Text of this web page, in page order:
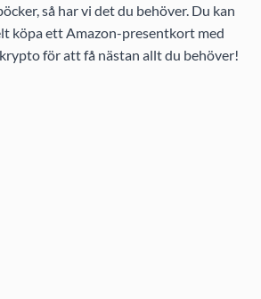
så har vi det du behöver. Du kan
köpa ett Amazon-presentkort med
för att få nästan allt du behöver!